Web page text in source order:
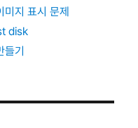
지 표시 문제
disk
들기